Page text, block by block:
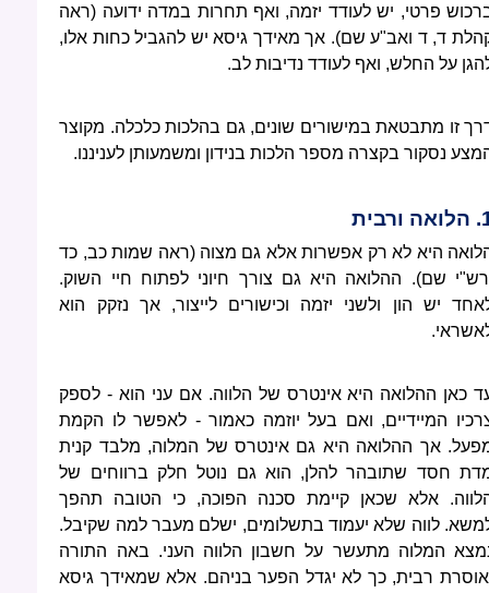
פרטי, יש לעודד יזמה, ואף תחרות במדה ידועה (ראה
ד, ד ואב"ע שם). אך מאידך גיסא יש להגביל כחות אלו,
על החלש, ואף לעודד נדיבות לב.
זו מתבטאת במישורים שונים, גם בהלכות כלכלה. מקוצר
נסקור בקצרה מספר הלכות בנידון ומשמעותן לעניננו.
היא לא רק אפשרות אלא גם מצוה (ראה שמות כב, כד
שם). ההלואה היא גם צורך חיוני לפתוח חיי השוק.
יש הון ולשני יזמה וכישורים לייצור, אך נזקק הוא
כאן ההלואה היא אינטרס של הלווה. אם עני הוא - לספק
המיידיים, ואם בעל יוזמה כאמור - לאפשר לו הקמת
אך ההלואה היא גם אינטרס של המלוה, מלבד קנית
חסד שתובהר להלן, הוא גם נוטל חלק ברווחים של
אלא שכאן קיימת סכנה הפוכה, כי הטובה תהפך
לווה שלא יעמוד בתשלומים, ישלם מעבר למה שקיבל.
המלוה מתעשר על חשבון הלווה העני. באה התורה
רבית, כך לא יגדל הפער בניהם. אלא שמאידך גיסא